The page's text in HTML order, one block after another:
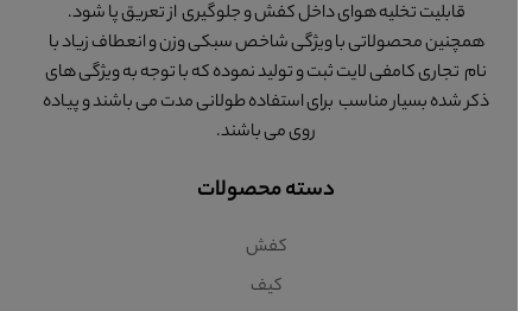
قابلیت تخلیه هوای داخل کفش و جلوگیری از تعریق پا شود.
همچنین محصولاتی با ویژگی شاخص سبکی وزن و انعطاف زیاد با
نام تجاری کامفی لایت ثبت و تولید نموده که با توجه به ویژگی های
ذکر شده بسیار مناسب برای استفاده طولانی مدت می باشند و پیاده
روی می باشند.
دسته محصولات
کفش
کیف